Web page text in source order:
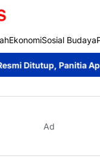
EkonomiSosial Budaya
Apresiasi Seluruh
Ad